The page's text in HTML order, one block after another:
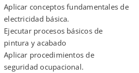
Aplicar conceptos fundamentales de
electricidad básica.
Ejecutar procesos básicos de
pintura y acabado
Aplicar procedimientos de
seguridad ocupacional.